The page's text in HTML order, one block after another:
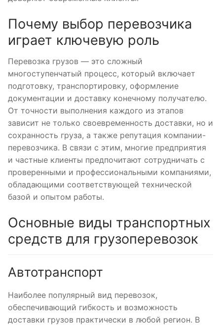
Почему выбор перевозчика
играет ключевую роль
Перевозка грузов — это сложный
многоступенчатый процесс, который включает
подготовку, транспортировку, оформление
документации и доставку конечному получателю.
От точности выполнения каждого из этапов
зависит не только своевременность доставки, но и
сохранность груза, а также репутация компании-
перевозчика. В связи с этим, многие предприятия
и частные клиенты предпочитают сотрудничать с
проверенными и профессиональными компаниями,
обладающими соответствующей технической
базой и опытом работы.
Основные виды транспортных
средств для грузоперевозок
Автотранспорт
Наиболее популярный вид перевозок,
обеспечивающий гибкость и возможность
доставки грузов практически в любой регион. В